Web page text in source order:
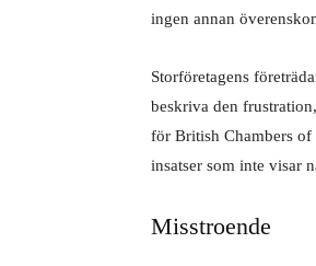
ingen annan
Storföretagens
beskriva den
för British Chambers of
insatser som inte visar
Misstroende